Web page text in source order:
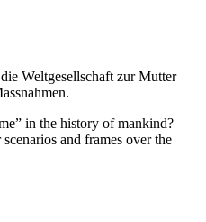
Weltgesellschaft zur Mutter
in the history of mankind?
and frames over the